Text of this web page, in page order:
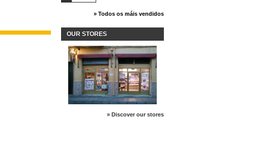
» Todos os máis vendidos
OUR STORES
» Discover our stores